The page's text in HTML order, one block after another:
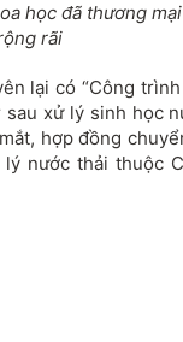
học đã thương
rãi
lại có “Công
xử lý sinh học
hợp đồng
nước thải thuộc